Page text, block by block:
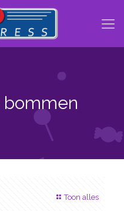
bommen
Toon alles